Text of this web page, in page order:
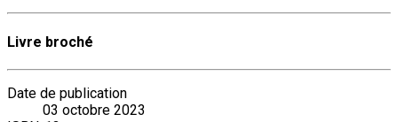
Livre broché
Date de publication
03 octobre 2023